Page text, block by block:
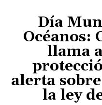
Día
Océanos:
llama
alerta
la ley